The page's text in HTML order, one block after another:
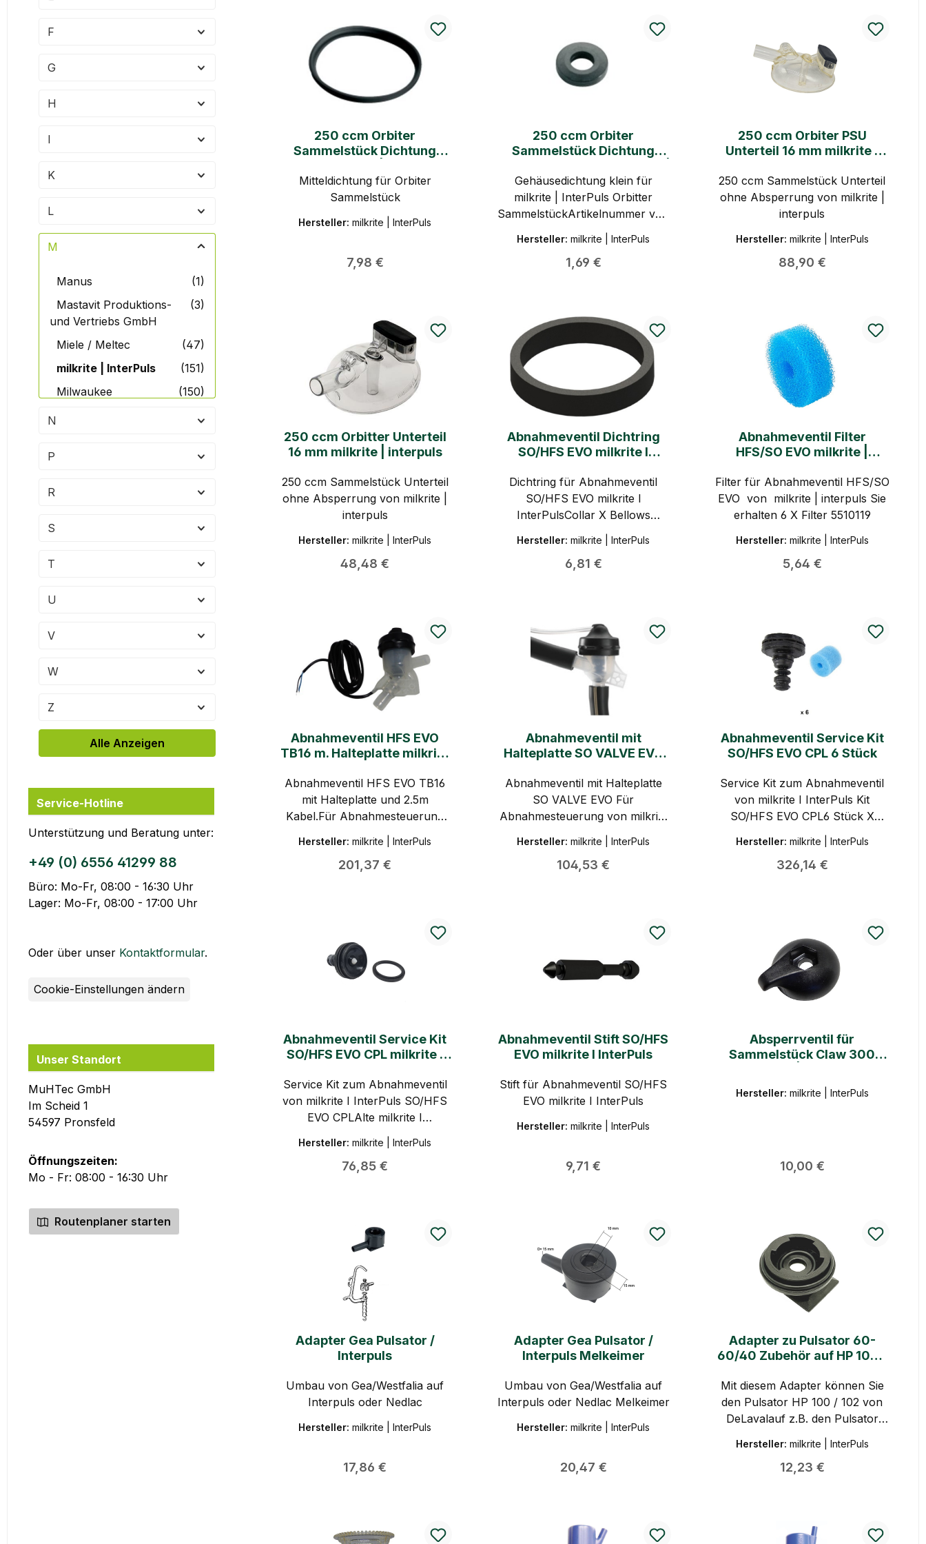
F
G
H
I
K
L
M
(1)
Manus
(3)
Mastavit Produktions-
und Vertriebs GmbH
(47)
Miele / Meltec
(151)
milkrite | InterPuls
(150)
Milwaukee
N
P
R
S
T
U
V
W
Z
Alle Anzeigen
Service-Hotline
Unterstützung und Beratung unter:
+49 (0) 6556 41299 88
Büro: Mo-Fr, 08:00 - 16:30 Uhr
Lager: Mo-Fr, 08:00 - 17:00 Uhr
Oder über unser Kontaktformular.
Cookie-Einstellungen ändern
Unser Standort
MuHTec GmbH
Im Scheid 1
54597 Pronsfeld
Öffnungszeiten:
Mo - Fr: 08:00 - 16:30 Uhr
Routenplaner starten
250 ccm Orbiter
Sammelstück Dichtung
Mitteldichtung für Orbiter
Sammelstück
Hersteller:milkrite | InterPuls
Regulärer Preis:
7,98 €
250 ccm Orbiter
Sammelstück Dichtung
InterPuls
Gehäusedichtung klein für
milkrite | InterPuls Orbitter
SammelstückArtikelnummer von
milkrite | InterPuls 1530068
Hersteller:milkrite | InterPuls
Regulärer Preis:
1,69 €
250 ccm Orbiter PSU
Unterteil 16 mm milkrite |
250 ccm Sammelstück Unterteil
ohne Absperrung von milkrite |
interpuls
Hersteller: milkrite | InterPuls
Regulärer Preis:
88,90 €
250 ccm Orbitter Unterteil
16 mm milkrite | interpuls
250 ccm Sammelstück Unterteil
ohne Absperrung von milkrite |
interpuls
Hersteller:milkrite | InterPuls
Regulärer Preis:
48,48 €
Abnahmeventil Dichtring
SO/HFS EVO milkrite I
Dichtring für Abnahmeventil
SO/HFS EVO milkrite I
InterPulsCollar X Bellows
SO/HFS EVO
Hersteller:milkrite | InterPuls
Regulärer Preis:
6,81 €
Abnahmeventil Filter
HFS/SO EVO milkrite |
Filter für Abnahmeventil HFS/SO
EVO von milkrite | interpuls Sie
erhalten 6 X Filter 5510119
Hersteller: milkrite | InterPuls
Regulärer Preis:
5,64 €
Abnahmeventil HFS EVO
TB16 m. Halteplatte milkrite
Abnahmeventil HFS EVO TB16
mit Halteplatte und 2.5m
Kabel.Für Abnahmesteuerung
von milkrite I InterPuls
Hersteller:milkrite | InterPuls
Regulärer Preis:
201,37 €
Abnahmeventil mit
Halteplatte SO VALVE EVO
Abnahmeventil mit Halteplatte
SO VALVE EVO Für
Abnahmesteuerung von milkrite
I InterPuls
Hersteller:milkrite | InterPuls
Regulärer Preis:
104,53 €
Abnahmeventil Service Kit
SO/HFS EVO CPL 6 Stück
Service Kit zum Abnahmeventil
von milkrite I InterPuls Kit
SO/HFS EVO CPL6 Stück X
Hersteller: milkrite | InterPuls
Regulärer Preis:
326,14 €
Abnahmeventil Service Kit
SO/HFS EVO CPL milkrite I
Service Kit zum Abnahmeventil
von milkrite I InterPuls SO/HFS
EVO CPLAlte milkrite I
InterPuls Art. Nr. 5510202
Hersteller:milkrite | InterPuls
Regulärer Preis:
76,85 €
Abnahmeventil Stift SO/HFS
EVO milkrite I InterPuls
Stift für Abnahmeventil SO/HFS
EVO milkrite I InterPuls
Hersteller:milkrite | InterPuls
Regulärer Preis:
9,71 €
Absperrventil für
Sammelstück Claw 300
Hersteller: milkrite | InterPuls
Regulärer Preis:
10,00 €
Adapter Gea Pulsator /
Interpuls
Umbau von Gea/Westfalia auf
Interpuls oder Nedlac
Hersteller:milkrite | InterPuls
Regulärer Preis:
17,86 €
Adapter Gea Pulsator /
Interpuls Melkeimer
Umbau von Gea/Westfalia auf
Interpuls oder Nedlac Melkeimer
Hersteller:milkrite | InterPuls
Regulärer Preis:
20,47 €
Adapter zu Pulsator 60-
60/40 Zubehör auf HP 100 /
Mit diesem Adapter können Sie
den Pulsator HP 100 / 102 von
DeLavalauf z.B. den Pulsator
milkrite | InterPuls LL 90 60/40
umbauen.
Hersteller: milkrite | InterPuls
Regulärer Preis:
12,23 €